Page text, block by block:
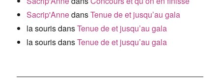
Sacrip'AnnedansTenue de et jusqu’au gala
la sourisdansTenue de et jusqu’au gala
la sourisdansTenue de et jusqu’au gala